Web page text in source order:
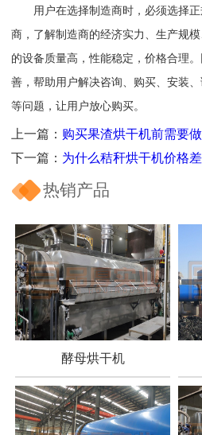
用户在选择制造商时，必须选择正
商，了解制造商的经济实力、生产规
的设备质量高，性能稳定，价格合理
善，帮助用户解决咨询、购买、安装
等问题，让用户放心购买。
上一篇： 购买果渣烘干机前需要
下一篇： 为什么秸秆烘干机价格
热销产品
酵母烘干机